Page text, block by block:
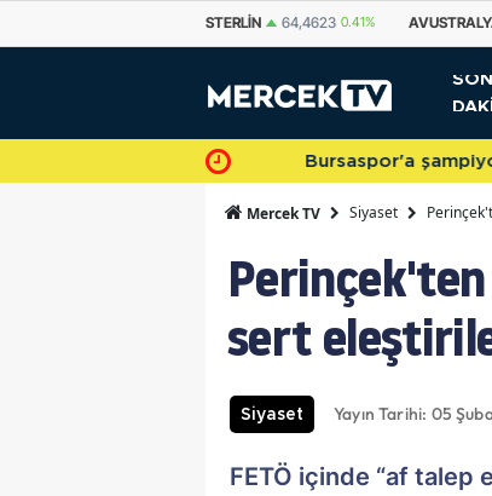
AVUSTRALYA DOLARI 33,7195 0.65%
SON
Bursaspor'a
Mercek TV Siyaset
sert
Siyaset Yayın Tarihi: 05
FETÖ içinde “af talep